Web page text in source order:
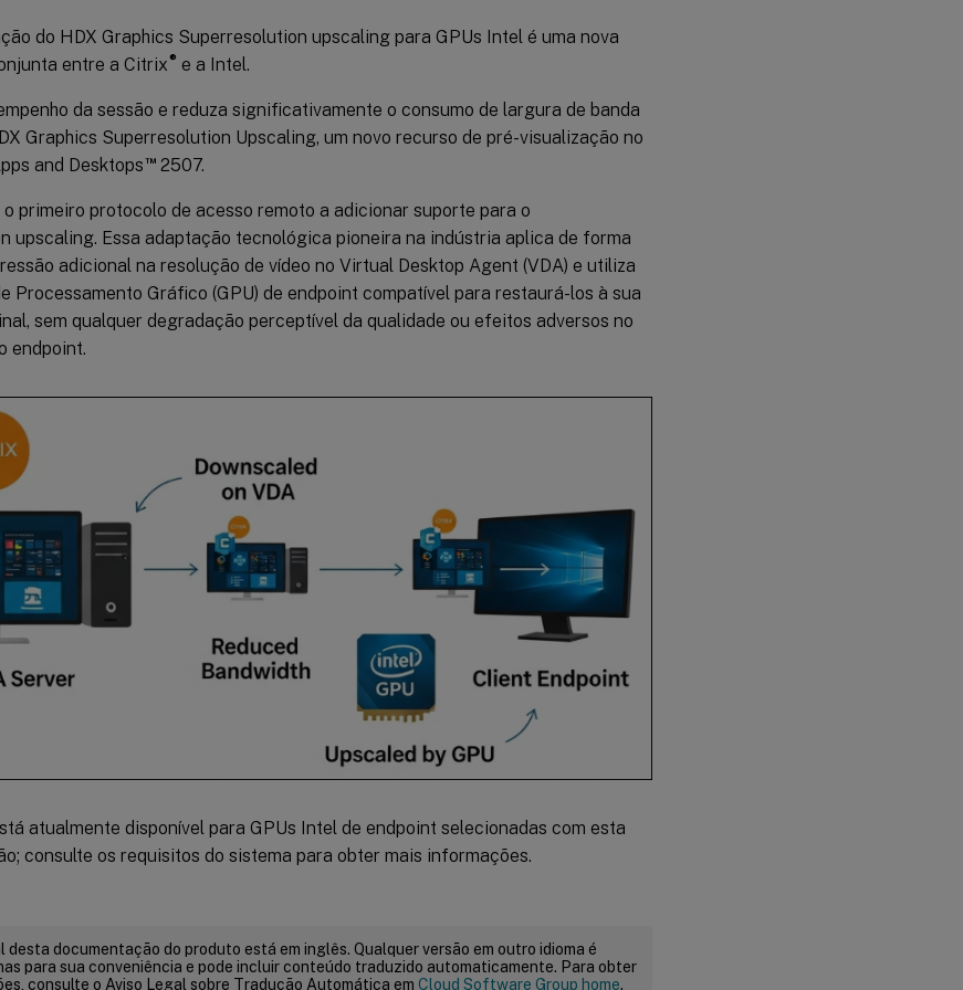
do HDX Graphics Superresolution upscaling para GPUs Intel é uma nova
entre a Citrix® e a Intel.
da sessão e reduza significativamente o consumo de largura de banda
Graphics Superresolution Upscaling, um novo recurso de pré-visualização no
and Desktops™2507.
o primeiro protocolo de acesso remoto a adicionar suporte para o
upscaling. Essa adaptação tecnológica pioneira na indústria aplica de forma
adicional na resolução de vídeo no Virtual Desktop Agent (VDA) e utiliza
Processamento Gráfico (GPU) de endpoint compatível para restaurá-los à sua
sem qualquer degradação perceptível da qualidade ou efeitos adversos no
endpoint.
atualmente disponível para GPUs Intel de endpoint selecionadas com esta
consulte os requisitos do sistema para obter mais informações.
desta documentação do produto está em inglês. Qualquer versão em outro idioma é
para sua conveniência e pode incluir conteúdo traduzido automaticamente. Para obter
consulte o Aviso Legal sobre Tradução Automática em Cloud Software Group home.